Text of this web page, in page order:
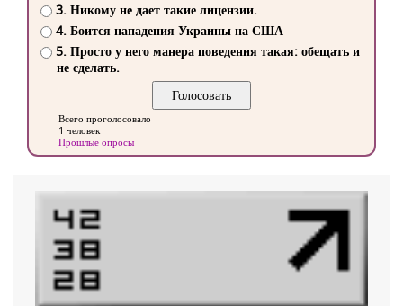
3. Никому не дает такие лицензии.
4. Боится нападения Украины на США
5. Просто у него манера поведения такая: обещать и
не сделать.
Всего проголосовало
1 человек
Прошлые опросы